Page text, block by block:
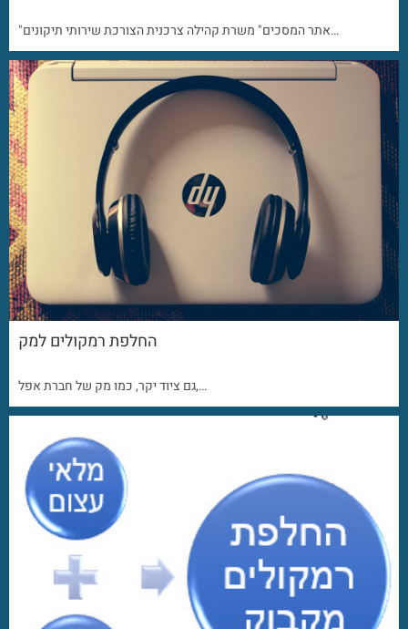
"אתר המסכים" משרת קהילה צרכנית הצורכת שירותי תיקונים…
החלפת רמקולים למק
גם ציוד יקר, כמו מק של חברת אפל,…